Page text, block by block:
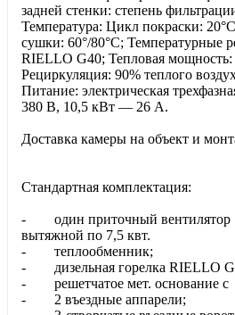
задней стенки: степень
Температура: Цикл покраски:
сушки: 60°/80°С; Температурные
RIELLO G40; Тепловая
Рециркуляция: 90% теплого
Питание: электрическая
380 В, 10,5 кВт ― 26 А.
Доставка камеры на объект и
Стандартная комплектация:
- один приточный вентилятор
вытяжной по 7,5 квт.
- теплообменник;
- дизельная горелка RIELLO
- решетчатое мет. основание с
- 2 въездные аппарели;